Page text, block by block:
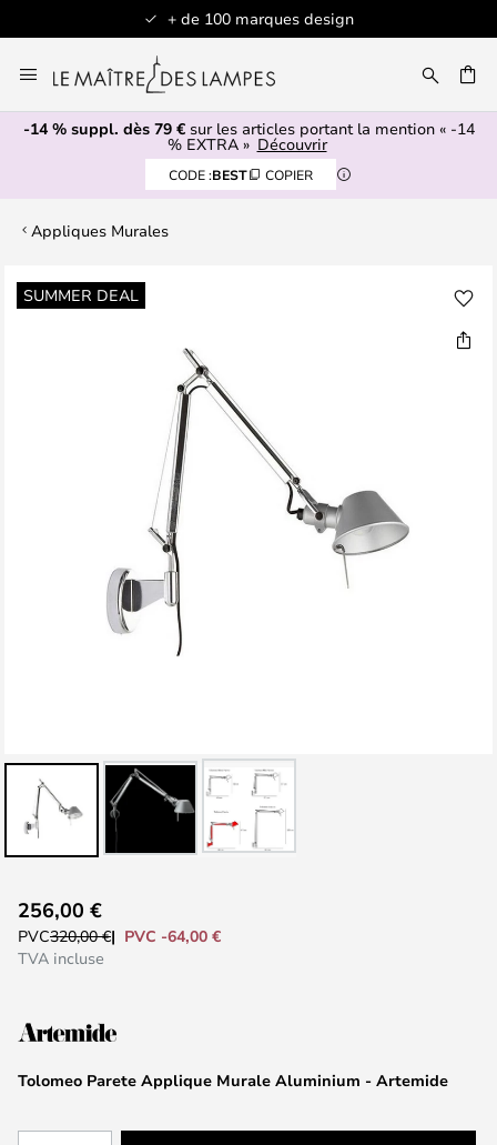
+ de 100 marques design
au
contenu
-14 % suppl. dès 79 €sur les articles portant la mention « -14
% EXTRA » Découvrir
CODE :BEST COPIER
Appliques Murales
SUMMER DEAL
Skip
to
to
the
the
gallery
Tolomeo Parete Applique Murale Aluminium - Artemide
256,00 €
PVC320,00 €
PVC -64,00 €
TVA incluse